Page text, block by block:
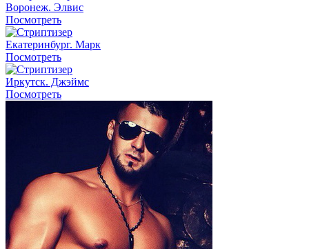
Воронеж. Элвис
Посмотреть
Екатеринбург. Марк
Посмотреть
Иркутск. Джэймс
Посмотреть